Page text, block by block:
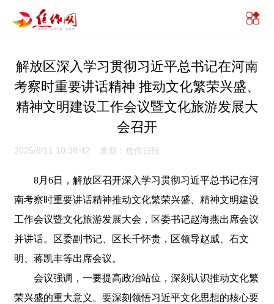
解放区深入学习贯彻习近平总书记在河南
考察时重要讲话精神 推动文化繁荣兴盛、
精神文明建设工作会议暨文化旅游发展大
会召开
2025/8/11 10:38:42 来源：焦作日报
8月6日，解放区召开深入学习贯彻习近平总书记在河
南考察时重要讲话精神推动文化繁荣兴盛、精神文明建设
工作会议暨文化旅游发展大会，区委书记赵海燕出席会议
并讲话。区委副书记、区长千怀贵，区领导赵威、石文
明、蒋凯丰等出席会议。
会议强调，一要提高政治站位，深刻认识推动文化繁
荣兴盛的重大意义。要深刻领悟习近平文化思想的核心要